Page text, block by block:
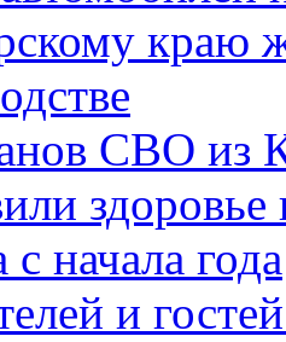
краю
СВО из
начала года
и